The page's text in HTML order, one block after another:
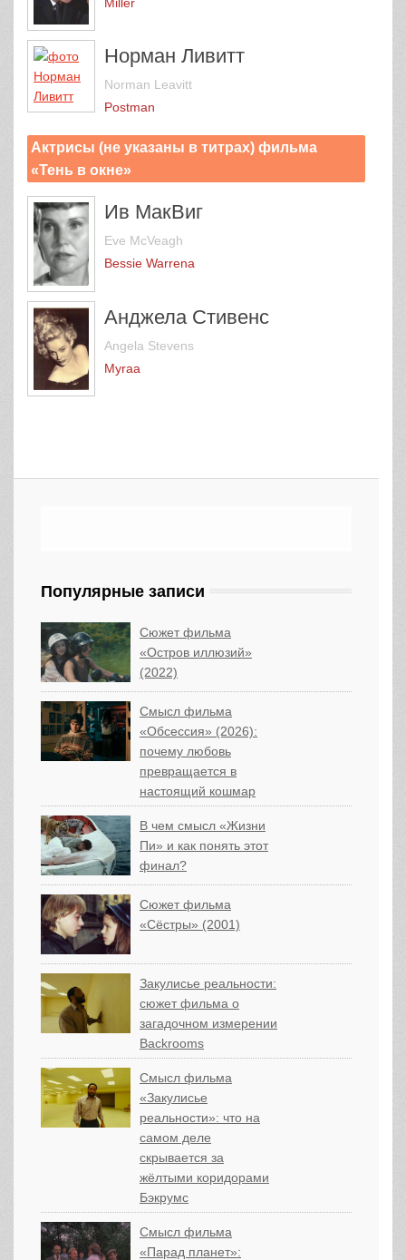
Норман Ливитт
Norman Leavitt
Postman
Актрисы (не указаны в титрах) фильма
«Тень в окне»
Ив МакВиг
Eve McVeagh
Bessie Warrenа
Анджела Стивенс
Angela Stevens
Myraа
Популярные записи
Сюжет фильма
«Остров иллюзий»
(2022)
Смысл фильма
«Обсессия» (2026):
почему любовь
превращается в
настоящий кошмар
В чем смысл «Жизни
Пи» и как понять этот
финал?
Сюжет фильма
«Сёстры» (2001)
Закулисье реальности:
сюжет фильма о
загадочном измерении
Backrooms
Смысл фильма
«Закулисье
реальности»: что на
самом деле
скрывается за
жёлтыми коридорами
Бэкрумс
Смысл фильма
«Парад планет»: